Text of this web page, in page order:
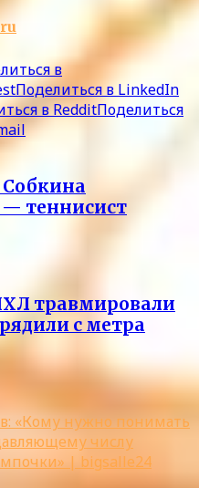
в
Поделиться в LinkedIn
в RedditПоделиться
Собкина
теннисист
травмировали
с метра
«Кому нужно понимать
числу
| bigsalle24